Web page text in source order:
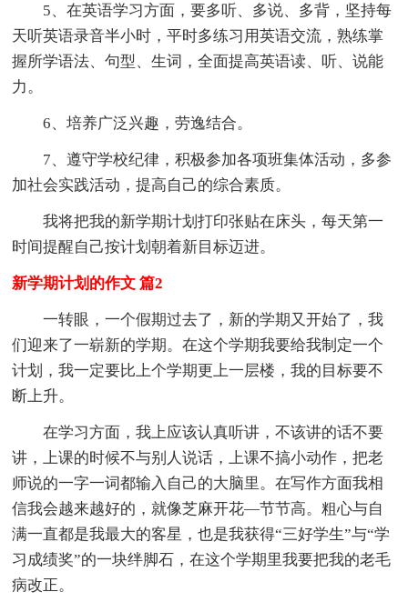
5、在英语学习方面，要多听、多说、多背，坚持每
天听英语录音半小时，平时多练习用英语交流，熟练掌
握所学语法、句型、生词，全面提高英语读、听、说能
力。
6、培养广泛兴趣，劳逸结合。
7、遵守学校纪律，积极参加各项班集体活动，多参
加社会实践活动，提高自己的综合素质。
我将把我的新学期计划打印张贴在床头，每天第一
时间提醒自己按计划朝着新目标迈进。
新学期计划的作文 篇2
一转眼，一个假期过去了，新的学期又开始了，我
们迎来了一崭新的学期。在这个学期我要给我制定一个
计划，我一定要比上个学期更上一层楼，我的目标要不
断上升。
在学习方面，我上应该认真听讲，不该讲的话不要
讲，上课的时候不与别人说话，上课不搞小动作，把老
师说的一字一词都输入自己的大脑里。在写作方面我相
信我会越来越好的，就像芝麻开花—节节高。粗心与自
满一直都是我最大的客星，也是我获得“三好学生”与“学
习成绩奖”的一块绊脚石，在这个学期里我要把我的老毛
病改正。